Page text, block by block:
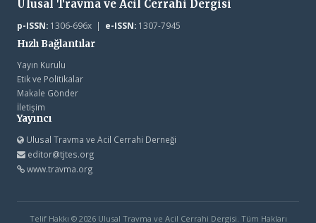
Ulusal Travma ve Acil Cerrahi Dergisi
p-ISSN:1306-696x | e-ISSN:1307-7945
Hızlı Bağlantılar
Yayın Kurulu
Etik ve Politikalar
Makale Gönder
İletişim
Yayıncı
Ulusal Travma ve Acil Cerrahi Derneği
editor@tjtes.org
www.travma.org
Telif Hakkı © 2026 Ulusal Travma ve Acil Cerrahi Dergisi. Tüm Hakları